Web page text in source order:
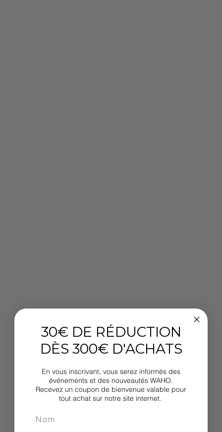
30€ DE RÉDUCTION
DÈS 300€ D'ACHATS
En vous inscrivant, vous serez informés des
événements et des nouveautés WAHO.
Recevez un coupon de bienvenue valable pour
tout achat sur notre site internet.